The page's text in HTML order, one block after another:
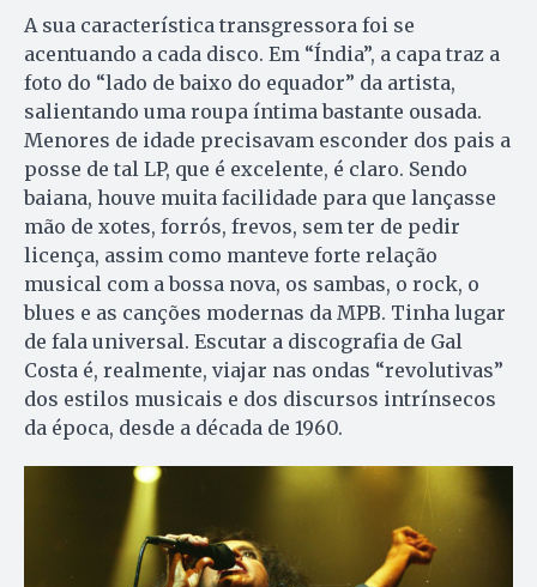
A sua característica transgressora foi se
acentuando a cada disco. Em “Índia”, a capa traz a
foto do “lado de baixo do equador” da artista,
salientando uma roupa íntima bastante ousada.
Menores de idade precisavam esconder dos pais a
posse de tal LP, que é excelente, é claro. Sendo
baiana, houve muita facilidade para que lançasse
mão de xotes, forrós, frevos, sem ter de pedir
licença, assim como manteve forte relação
musical com a bossa nova, os sambas, o rock, o
blues e as canções modernas da MPB. Tinha lugar
de fala universal. Escutar a discografia de Gal
Costa é, realmente, viajar nas ondas “revolutivas”
dos estilos musicais e dos discursos intrínsecos
da época, desde a década de 1960.